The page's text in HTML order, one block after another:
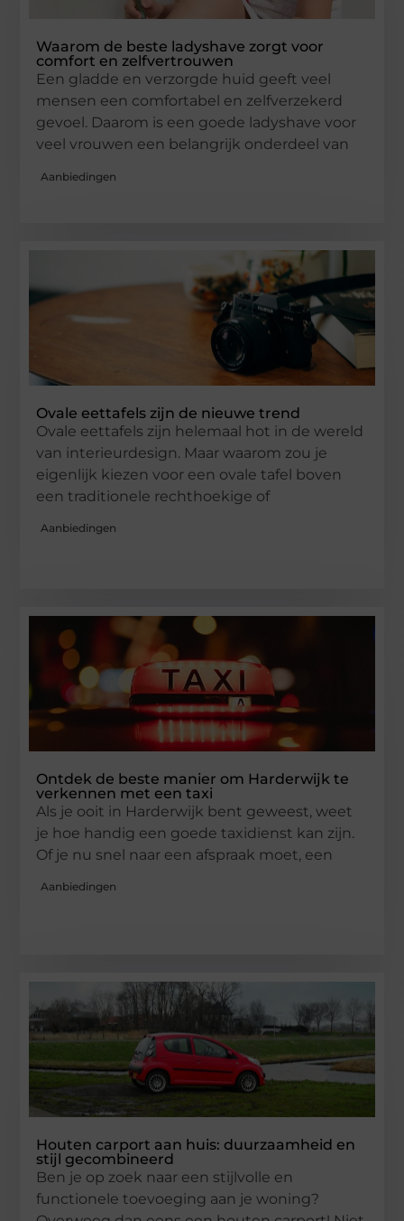
Waarom de beste ladyshave zorgt voor
comfort en zelfvertrouwen
Een gladde en verzorgde huid geeft veel
mensen een comfortabel en zelfverzekerd
gevoel. Daarom is een goede ladyshave voor
veel vrouwen een belangrijk onderdeel van
Aanbiedingen
Ovale eettafels zijn de nieuwe trend
Ovale eettafels zijn helemaal hot in de wereld
van interieurdesign. Maar waarom zou je
eigenlijk kiezen voor een ovale tafel boven
een traditionele rechthoekige of
Aanbiedingen
Ontdek de beste manier om Harderwijk te
verkennen met een taxi
Als je ooit in Harderwijk bent geweest, weet
je hoe handig een goede taxidienst kan zijn.
Of je nu snel naar een afspraak moet, een
Aanbiedingen
Houten carport aan huis: duurzaamheid en
stijl gecombineerd
Ben je op zoek naar een stijlvolle en
functionele toevoeging aan je woning?